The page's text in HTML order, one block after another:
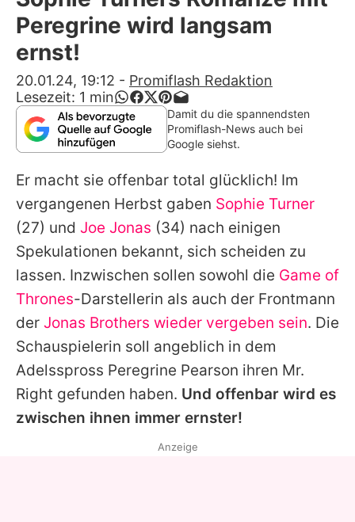
Alle Themen auf Promiflash
App runterladen
Team
Redaktionelle Richtlinien
Impressum
Datenschutzerklärung
Nutzungsbedingungen
Utiq verwalten
Peregrine wird langsam
ernst!
20.01.24, 19:12 - Promiflash Redaktion
Lesezeit: 1 min
Damit du die spannendsten
Promiflash-News auch bei
Google siehst.
Er macht sie offenbar total glücklich! Im
vergangenen Herbst gaben Sophie Turner
(27) und Joe Jonas (34) nach einigen
Spekulationen bekannt, sich scheiden zu
lassen. Inzwischen sollen sowohl die Game of
Thrones-Darstellerin als auch der Frontmann
der Jonas Brothers wieder vergeben sein. Die
Schauspielerin soll angeblich in dem
Adelsspross Peregrine Pearson ihren Mr.
Right gefunden haben. Und offenbar wird es
zwischen ihnen immer ernster!
Anzeige